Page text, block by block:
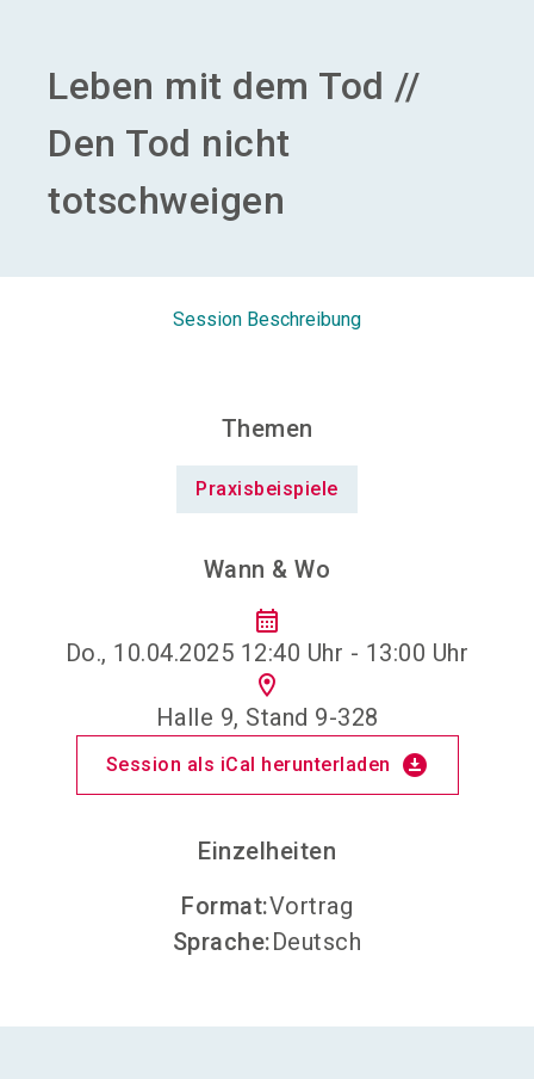
Leben mit dem Tod //
Den Tod nicht
totschweigen
Session Beschreibung
Themen
Praxisbeispiele
Wann & Wo
calendar_month
Do., 10.04.2025 12:40 Uhr - 13:00 Uhr
location_on
Halle 9, Stand 9-328
Session als iCal herunterladen download_for_offline
Einzelheiten
Format:Vortrag
Sprache:Deutsch